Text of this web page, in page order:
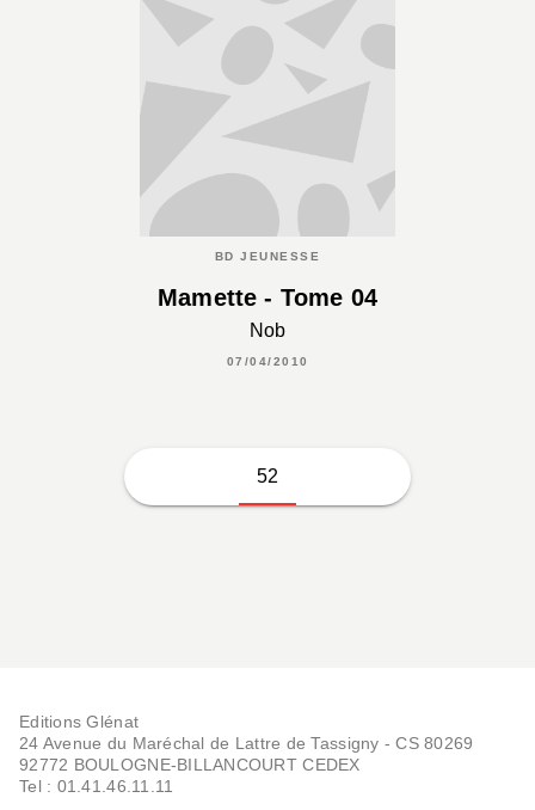
BD JEUNESSE
Mamette - Tome 04
Nob
07/04/2010
52
Editions Glénat
24 Avenue du Maréchal de Lattre de Tassigny - CS 80269
92772 BOULOGNE-BILLANCOURT CEDEX
Tel : 01.41.46.11.11